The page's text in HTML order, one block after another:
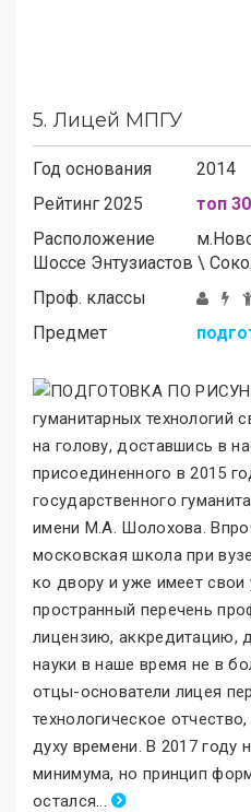
5. Лицей МПГУ
Год основания
2014
Рейтинг 2025
топ
Расположение
м.
Шоссе Энтузиастов \
Проф. классы
Предмет
гуманитарных технологий
на голову, доставшись в
присоединенного в 2015
государственного
имени М.А. Шолохова.
московская школа при
ко двору и уже имеет
пространный перечень
лицензию, аккредитацию,
науки в наше время не в
отцы-основатели лицея
технологическое
духу времени. В 2017 году
минимума, но принцип
остался...